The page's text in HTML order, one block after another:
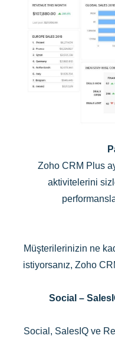
Zoho CRM Plus
aktivitelerini
Müşterilerinizin ne
istiyorsanız, Zoho
Social –
Social, SalesIQ ve